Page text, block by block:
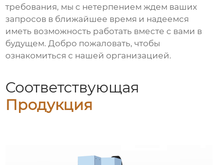
требования, мы с нетерпением ждем ваших
запросов в ближайшее время и надеемся
иметь возможность работать вместе с вами в
будущем. Добро пожаловать, чтобы
ознакомиться с нашей организацией.
Соответствующая
Продукция